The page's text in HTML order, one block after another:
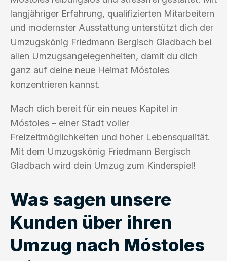
langjähriger Erfahrung, qualifizierten Mitarbeitern
und modernster Ausstattung unterstützt dich der
Umzugskönig Friedmann Bergisch Gladbach bei
allen Umzugsangelegenheiten, damit du dich
ganz auf deine neue Heimat Móstoles
konzentrieren kannst.
Mach dich bereit für ein neues Kapitel in
Móstoles – einer Stadt voller
Freizeitmöglichkeiten und hoher Lebensqualität.
Mit dem Umzugskönig Friedmann Bergisch
Gladbach wird dein Umzug zum Kinderspiel!
Was sagen unsere
Kunden über ihren
Umzug nach Móstoles